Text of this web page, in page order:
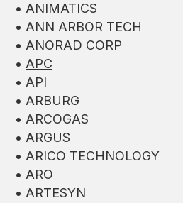
• ANIMATICS
• ANN ARBOR TECH
• ANORAD CORP
• APC
• API
• ARBURG
• ARCOGAS
• ARGUS
• ARICO TECHNOLOGY
• ARO
• ARTESYN